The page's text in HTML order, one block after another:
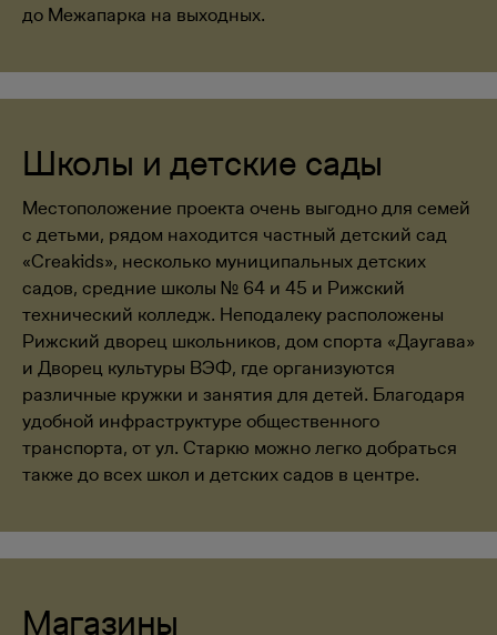
до Межапарка на выходных.
Школы и детские сады
Местоположение проекта очень выгодно для семей
с детьми, рядом находится частный детский сад
«Creakids», несколько муниципальных детских
садов, средние школы № 64 и 45 и Рижский
технический колледж. Неподалеку расположены
Рижский дворец школьников, дом спорта «Даугава»
и Дворец культуры ВЭФ, где организуются
различные кружки и занятия для детей. Благодаря
удобной инфраструктуре общественного
транспорта, от ул. Старкю можно легко добраться
также до всех школ и детских садов в центре.
Магазины